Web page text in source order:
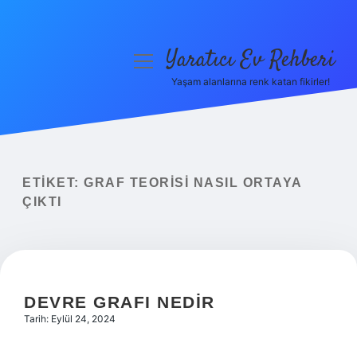
Yasal Uyarı
menüyüYaratıcı Ev Rehberi
Yaşam alanlarına renk katan fikirler!
ETIKET: GRAF TEORISI NASIL ORTAYA
ÇIKTI
DEVRE GRAFI NEDIR
Tarih: Eylül 24, 2024